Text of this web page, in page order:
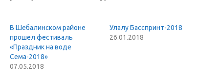
В Шебалинском районе
прошел фестиваль
«Праздник на воде
Сема-2018»
07.05.2018
Улалу Басспринт-2018
26.01.2018